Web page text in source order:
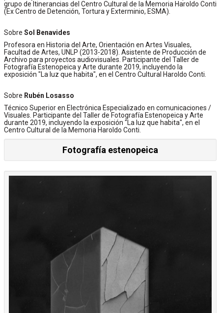
grupo de Itinerancias del Centro Cultural de la Memoria Haroldo Conti
(Ex Centro de Detención, Tortura y Exterminio, ESMA).
Sobre Sol Benavides
Profesora en Historia del Arte, Orientación en Artes Visuales,
Facultad de Artes, UNLP (2013-2018). Asistente de Producción de
Archivo para proyectos audiovisuales. Participante del Taller de
Fotografía Estenopeica y Arte durante 2019, incluyendo la
exposición "La luz que habita", en el Centro Cultural Haroldo Conti.
Sobre Rubén Losasso
Técnico Superior en Electrónica Especializado en comunicaciones /
Visuales. Participante del Taller de Fotografía Estenopeica y Arte
durante 2019, incluyendo la exposición "La luz que habita", en el
Centro Cultural de la Memoria Haroldo Conti.
Fotografía estenopeica